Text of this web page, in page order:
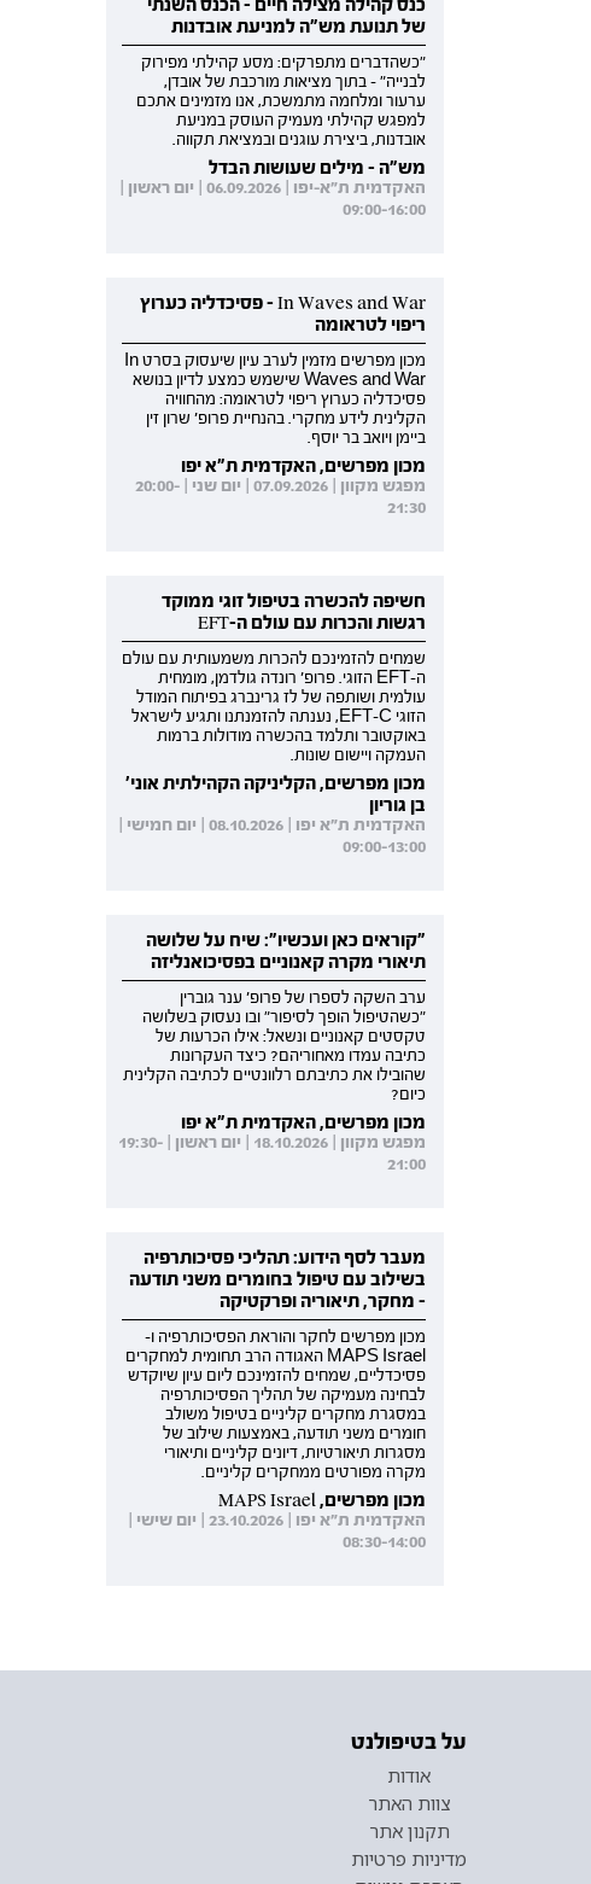
כנס קהילה מצילה חיים - הכנס השנתי
של תנועת מש"ה למניעת אובדנות
"כשהדברים מתפרקים: מסע קהילתי מפירוק
לבנייה" - בתוך מציאות מורכבת של אובדן,
ערעור ומלחמה מתמשכת, אנו מזמינים אתכם
למפגש קהילתי מעמיק העוסק במניעת
אובדנות, ביצירת עוגנים ובמציאת תקווה.
מש"ה - מילים שעושות הבדל
האקדמית ת"א-יפו | 06.09.2026 | יום ראשון |
09:00-16:00
In Waves and War - פסיכדליה כערוץ
ריפוי לטראומה
מכון מפרשים מזמין לערב עיון שיעסוק בסרט In
Waves and War שישמש כמצע לדיון בנושא
פסיכדליה כערוץ ריפוי לטראומה: מהחוויה
הקלינית לידע מחקרי. בהנחיית פרופ' שרון זין
ביימן ויואב בר יוסף.
מכון מפרשים, האקדמית ת"א יפו
מפגש מקוון | 07.09.2026 | יום שני | 20:00-
21:30
חשיפה להכשרה בטיפול זוגי ממוקד
רגשות והכרות עם עולם ה-EFT
שמחים להזמינכם להכרות משמעותית עם עולם
ה-EFT הזוגי. פרופ' רונדה גולדמן, מומחית
עולמית ושותפה של לז גרינברג בפיתוח המודל
הזוגי EFT-C, נענתה להזמנתנו ותגיע לישראל
באוקטובר ותלמד בהכשרה מודולות ברמות
העמקה ויישום שונות.
מכון מפרשים, הקליניקה הקהילתית אוני'
בן גוריון
האקדמית ת"א יפו | 08.10.2026 | יום חמישי |
09:00-13:00
"קוראים כאן ועכשיו": שיח על שלושה
תיאורי מקרה קאנוניים בפסיכואנליזה
ערב השקה לספרו של פרופ' ענר גוברין
"כשהטיפול הופך לסיפור" ובו נעסוק בשלושה
טקסטים קאנוניים ונשאל: אילו הכרעות של
כתיבה עמדו מאחוריהם? כיצד העקרונות
שהובילו את כתיבתם רלוונטיים לכתיבה הקלינית
כיום?
מכון מפרשים, האקדמית ת"א יפו
מפגש מקוון | 18.10.2026 | יום ראשון | 19:30-
21:00
מעבר לסף הידוע: תהליכי פסיכותרפיה
בשילוב עם טיפול בחומרים משני תודעה
- מחקר, תיאוריה ופרקטיקה
מכון מפרשים לחקר והוראת הפסיכותרפיה ו-
MAPS Israel האגודה הרב תחומית למחקרים
פסיכדליים, שמחים להזמינכם ליום עיון שיוקדש
לבחינה מעמיקה של תהליך הפסיכותרפיה
במסגרת מחקרים קליניים בטיפול משולב
חומרים משני תודעה, באמצעות שילוב של
מסגרות תיאורטיות, דיונים קליניים ותיאורי
מקרה מפורטים ממחקרים קליניים.
מכון מפרשים, MAPS Israel
האקדמית ת"א יפו | 23.10.2026 | יום שישי |
08:30-14:00
על בטיפולנט
אודות
צוות האתר
תקנון אתר
מדיניות פרטיות